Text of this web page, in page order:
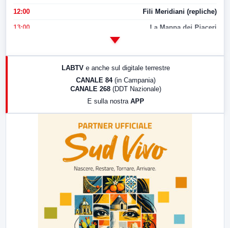
12:00 Fili Meridiani (repliche)
13:00 La Mappa dei Piaceri
17:00 LabNews (replica)
LABTV e anche sul digitale terrestre
CANALE 84 (in Campania)
CANALE 268 (DDT Nazionale)
E sulla nostra APP